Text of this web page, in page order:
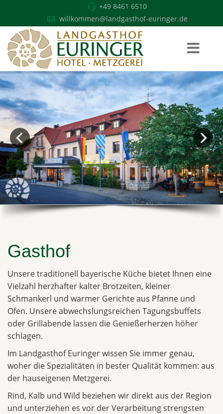
+49 8461 6510
willkommen@landgasthof-euringer.de
Gasthof
Unsere traditionell bayerische Küche bietet Ihnen eine
Vielzahl herzhafter kalter Brotzeiten, kleiner
Schmankerl und warmer Gerichte aus Pfanne und
Ofen. Unsere abwechslungsreichen Tagungsbuffets
oder Grillabende lassen die Genießerherzen höher
schlagen.
Im Landgasthof Euringer wissen Sie immer genau,
woher die Spezialitäten in bester Qualität kommen: aus
der hauseigenen Metzgerei.
Rind, Kalb und Wild beziehen wir direkt aus der Region
und unterziehen es vor der Verarbeitung strengsten